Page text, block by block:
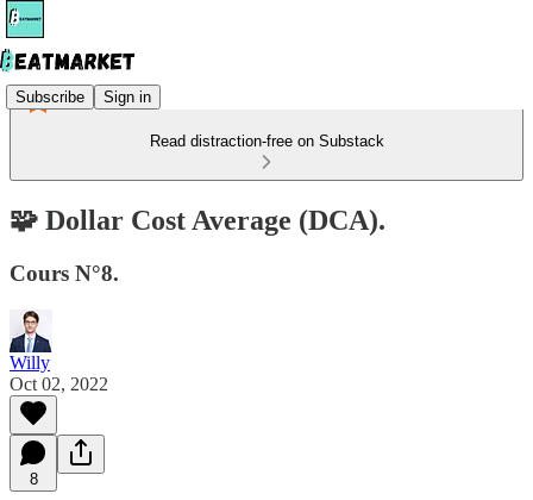
Subscribe Sign in
Read distraction-free on Substack
🧩 Dollar Cost Average (DCA).
Cours N°8.
Willy
Oct 02, 2022
8